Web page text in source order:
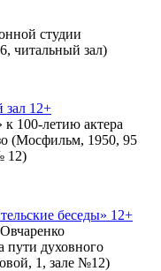
студии
читальный зал)
зал 12+
100-летию актера
(Мосфильм, 1950, 95
12)
беседы» 12+
пути духовного
1, зале №12)